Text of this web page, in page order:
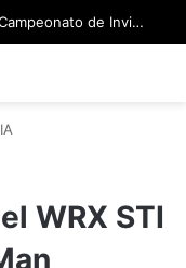
Remontadas marcaron el inicio del Campeonato de Invierno de Kartismo
WRX STI